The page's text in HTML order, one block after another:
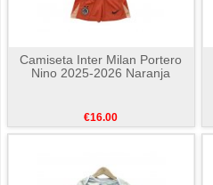
Camiseta Inter Milan Portero
Nino 2025-2026 Naranja
€16.00